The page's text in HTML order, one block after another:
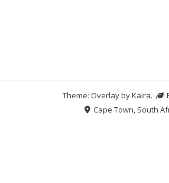
Theme: Overlay byKaira.
Cape Town, South